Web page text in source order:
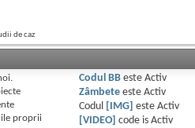
de caz
proprii
Codul BBeste Activ
Zâmbeteeste Activ
Codul
[IMG] este Activ
[VIDEO] code is Activ